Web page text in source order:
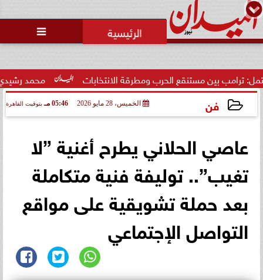

محمد رشيدي: لقاء بين مستنقع الحرب ومطرقة الانتخابات
فن الخميس، 28 مايو 2026 05:46 مـ بتوقيت القاهرة
عاصي الحلاني يطرح أغنية ”لا
تغيب”.. توليفة فنية متكاملة
بعد حملة تشويقية على مواقع
التواصل الإجتماعي